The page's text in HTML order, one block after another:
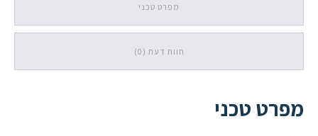
שקעים
מפרט טכני
חוות דעת (0)
מפרט טכני